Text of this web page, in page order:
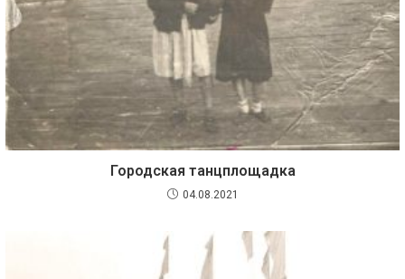
Городская танцплощадка
04.08.2021